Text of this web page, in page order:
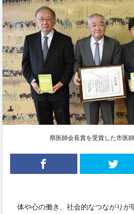
県医師会長賞を受賞した市医
体や心の働き、社会的なつながりが